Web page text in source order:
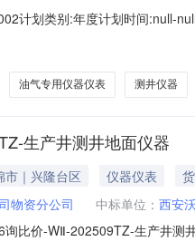
计划类别:年度计划时间:null-
本项目共划分1个标包，金额1
油气专用仪器仪表 测井仪器
生产井测井地面仪器
市｜兴隆台区 仪器仪表
物资分公司 中标单位： 西安
比价-WⅡ-202509TZ-生产井测